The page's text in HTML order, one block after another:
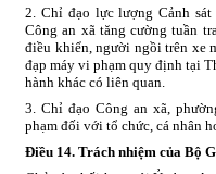
2. Chỉ đạo lực lượng Cảnh
Công an xã tăng cường tuần
điều khiển, người ngồi trên xe
đạp máy vi phạm quy định tại
hành khác có liên quan.
3. Chỉ đạo Công an xã,
phạm đối với tổ chức, cá nhân
Điều 14. Trách nhiệm của Bộ